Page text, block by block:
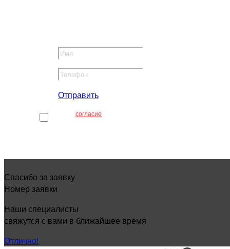
Отправить
согласие
Спасибо за заявку
Номер заявки
Наши специалисты
свяжутся с вами в ближайшее время
Отлично!